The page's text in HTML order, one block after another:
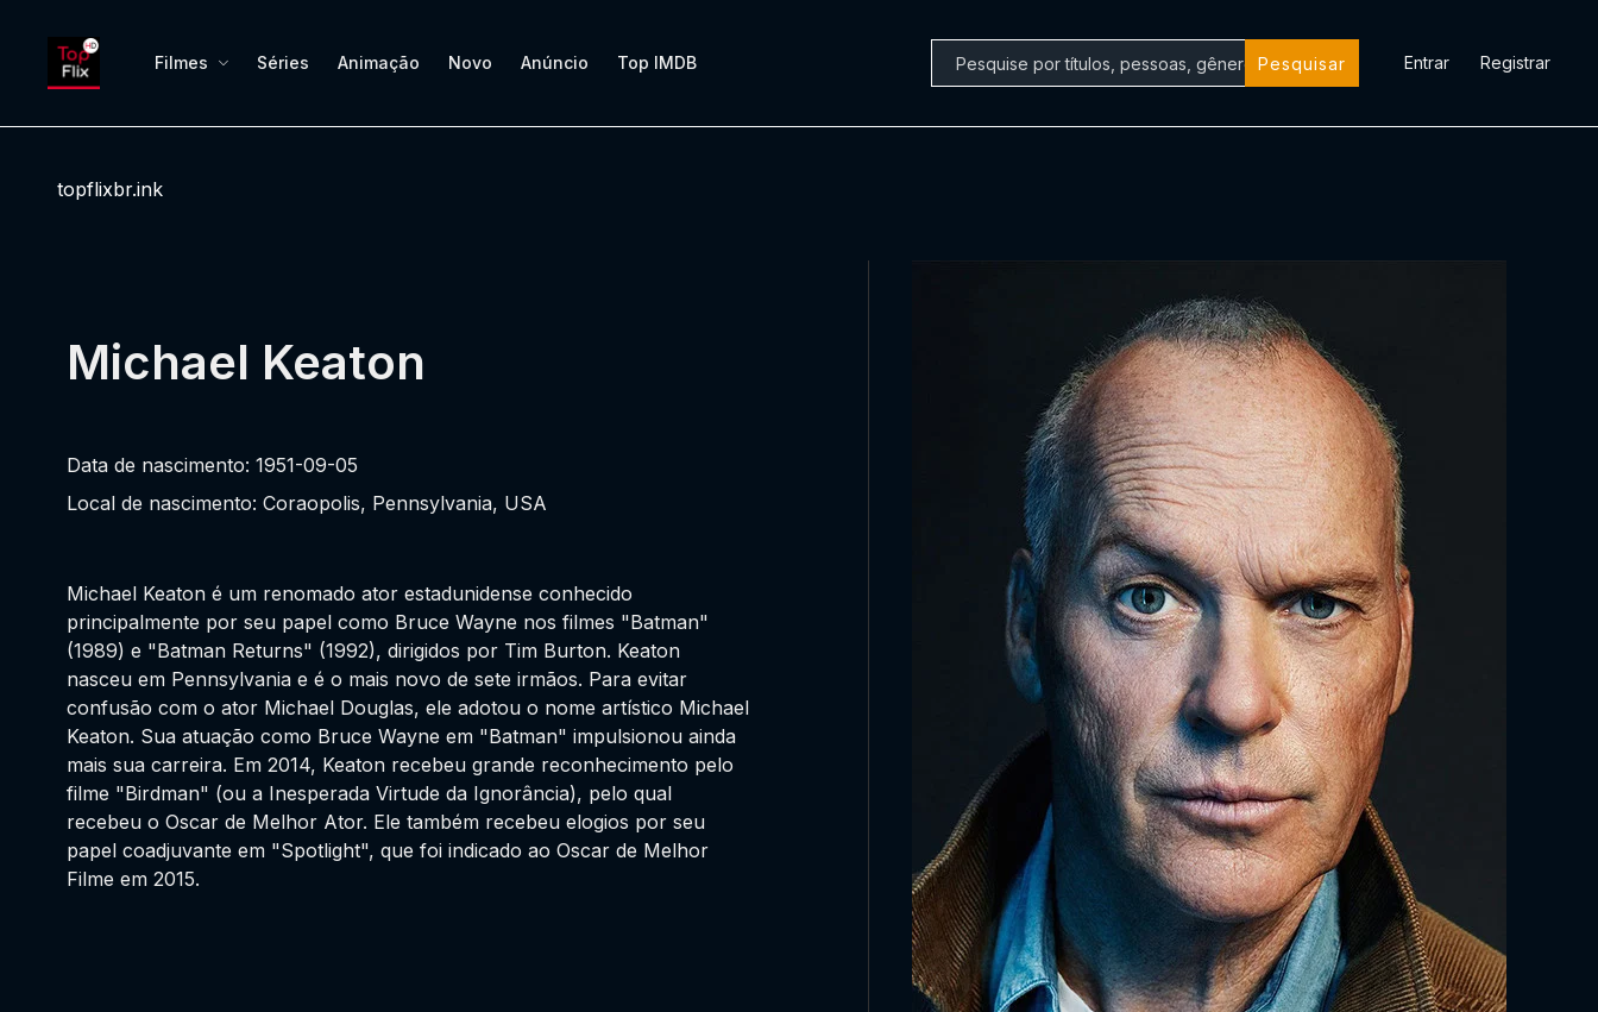
Filmes Séries Animação Novo Anúncio Top IMDB Pesquisar Entrar Registrar
topflixbr.ink
Michael Keaton
Data de nascimento: 1951-09-05
Local de nascimento: Coraopolis, Pennsylvania, USA
Michael Keaton é um renomado ator estadunidense conhecido
principalmente por seu papel como Bruce Wayne nos filmes "Batman"
(1989) e "Batman Returns" (1992), dirigidos por Tim Burton. Keaton
nasceu em Pennsylvania e é o mais novo de sete irmãos. Para evitar
confusão com o ator Michael Douglas, ele adotou o nome artístico Michael
Keaton. Sua atuação como Bruce Wayne em "Batman" impulsionou ainda
mais sua carreira. Em 2014, Keaton recebeu grande reconhecimento pelo
filme "Birdman" (ou a Inesperada Virtude da Ignorância), pelo qual
recebeu o Oscar de Melhor Ator. Ele também recebeu elogios por seu
papel coadjuvante em "Spotlight", que foi indicado ao Oscar de Melhor
Filme em 2015.